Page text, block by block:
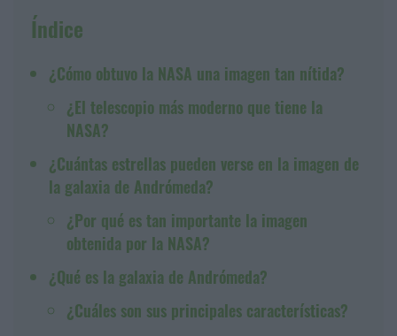
Índice
¿Cómo obtuvo la NASA una imagen tan nítida?
¿El telescopio más moderno que tiene la
NASA?
¿Cuántas estrellas pueden verse en la imagen de
la galaxia de Andrómeda?
¿Por qué es tan importante la imagen
obtenida por la NASA?
¿Qué es la galaxia de Andrómeda?
¿Cuáles son sus principales características?